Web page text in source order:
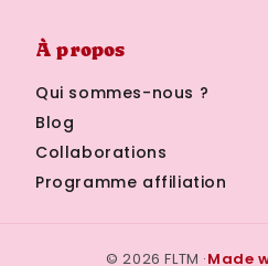
À propos
Qui sommes-nous ?
Blog
Collaborations
Programme affiliation
© 2026 FLTM ·Made